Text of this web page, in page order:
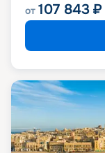
от 107 843 ₽